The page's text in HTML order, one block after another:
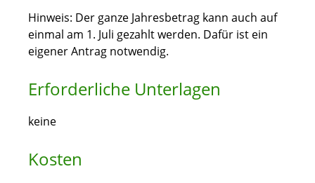
Hinweis: Der ganze Jahresbetrag kann auch auf
einmal am 1. Juli gezahlt werden. Dafür ist ein
eigener Antrag notwendig.
Erforderliche Unterlagen
keine
Kosten